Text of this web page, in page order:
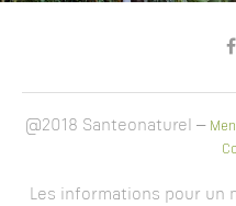
@2018 Santeonaturel –
Les informations pour un